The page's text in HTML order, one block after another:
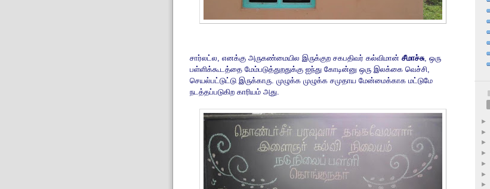
சார்லட்ல, எனக்கு அருகண்மையில இருக்குற சகபதிவர் கல்விமான் சீமாச்சு, ஒரு
பள்ளிக்கூடத்தை மேம்படுத்துறதுக்கு ஐந்து கோடின்னு ஒரு இலக்கை வெச்சி,
செயல்பட்டுட்டு இருக்காரு. முழுக்க முழுக்க சமுதாய மேன்மைக்காக மட்டுமே
நடத்தப்படுகிற காரியம் அது.
►
►
►
►
►
►
►